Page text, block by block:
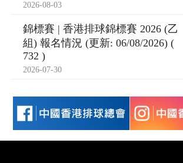
2026-08-03
錦標賽 | 香港排球錦標賽 2026 (乙
組) 報名情況 (更新: 06/08/2026) (
732 )
2026-07-30